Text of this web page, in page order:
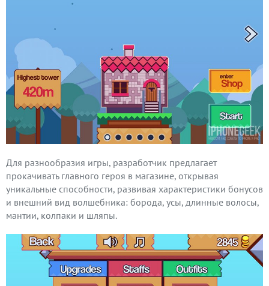
Для разнообразия игры, разработчик предлагает
прокачивать главного героя в магазине, открывая
уникальные способности, развивая характеристики бонусов
и внешний вид волшебника: борода, усы, длинные волосы,
мантии, колпаки и шляпы.